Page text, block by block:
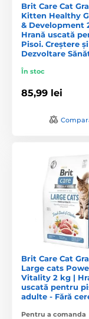
Brit Care Cat
Kitten Healthy
& Development
Hrană uscată
Pisoi. Creștere și
Dezvoltare
În stoc
85,99 lei
Brit Care Cat
Large cats
Vitality 2 kg |
uscată pentru
adulte - Fără
Pentru a comanda